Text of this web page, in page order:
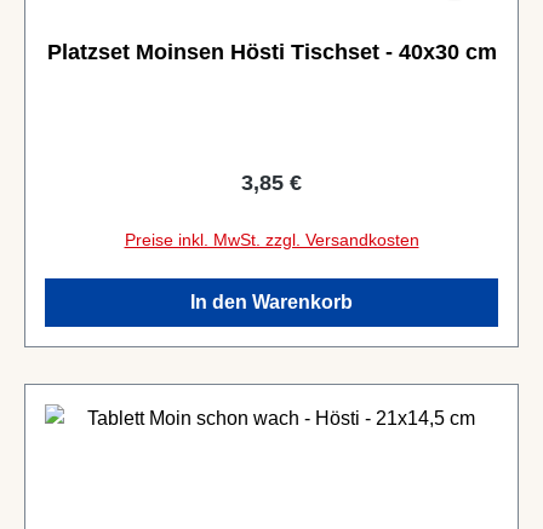
Platzset Moinsen Hösti Tischset - 40x30 cm
Regulärer Preis:
3,85 €
Preise inkl. MwSt. zzgl. Versandkosten
In den Warenkorb